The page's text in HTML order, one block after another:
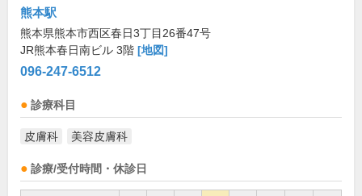
熊本駅
熊本県熊本市西区春日3丁目26番47号
JR熊本春日南ビル 3階 [地図]
096-247-6512
診療科目
皮膚科 美容皮膚科
診療/受付時間・休診日